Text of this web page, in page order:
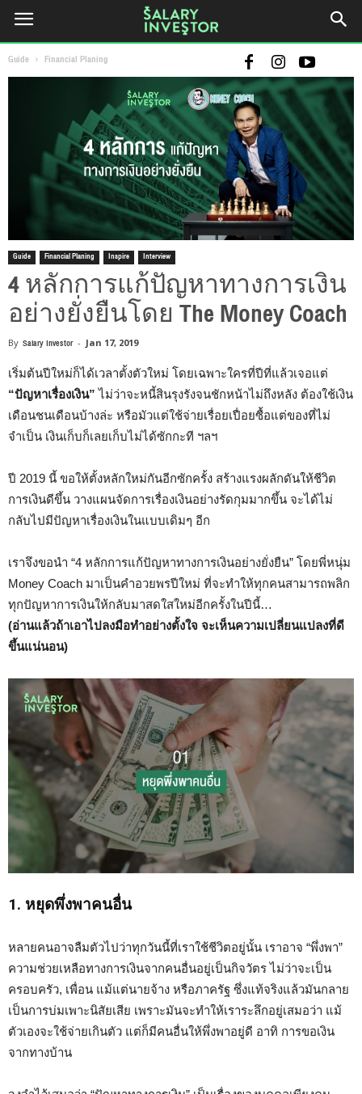
Guide Financial Planing
Guide Financial Planing Inspire Interview
4 หลักการแก้ปัญหาทางการเงิน
อย่างยั่งยืนโดย The Money Coach
By Salary Investor - Jan 17, 2019
เริ่มต้นปีใหม่ก็ได้เวลาตั้งตัวใหม่ โดยเฉพาะใครที่ปีที่แล้วเจอแต่
“ปัญหาเรื่องเงิน” ไม่ว่าจะหนี้สินรุงรังจนชักหน้าไม่ถึงหลัง ต้องใช้เงิน
เดือนชนเดือนบ้างล่ะ หรือมัวแต่ใช้จ่ายเรื่อยเปื่อยซื้อแต่ของที่ไม่
จำเป็น เงินเก็บก็เลยเก็บไม่ได้ซักกะที ฯลฯ
ปี 2019 นี้ ขอให้ตั้งหลักใหม่กันอีกซักครั้ง สร้างแรงผลักดันให้ชีวิต
การเงินดีขึ้น วางแผนจัดการเรื่องเงินอย่างรัดกุมมากขึ้น จะได้ไม่
กลับไปมีปัญหาเรื่องเงินในแบบเดิมๆ อีก
เราจึงขอนำ “4 หลักการแก้ปัญหาทางการเงินอย่างยั่งยืน” โดยพี่หนุ่ม
Money Coach มาเป็นคำอวยพรปีใหม่ ที่จะทำให้ทุกคนสามารถพลิก
ทุกปัญหาการเงินให้กลับมาสดใสใหม่อีกครั้งในปีนี้…
(อ่านแล้วถ้าเอาไปลงมือทำอย่างตั้งใจ จะเห็นความเปลี่ยนแปลงที่ดี
ขึ้นแน่นอน)
1. หยุดพึ่งพาคนอื่น
หลายคนอาจลืมตัวไปว่าทุกวันนี้ที่เราใช้ชีวิตอยู่นั้น เราอาจ “พึ่งพา”
ความช่วยเหลือทางการเงินจากคนอื่นอยู่เป็นกิจวัตร ไม่ว่าจะเป็น
ครอบครัว, เพื่อน แม้แต่นายจ้าง หรือภาครัฐ ซึ่งแท้จริงแล้วมันกลาย
เป็นการบ่มเพาะนิสัยเสีย เพราะมันจะทำให้เราระลึกอยู่เสมอว่า แม้
ตัวเองจะใช้จ่ายเกินตัว แต่ก็มีคนอื่นให้พึ่งพาอยู่ดี อาทิ การขอเงิน
จากทางบ้าน